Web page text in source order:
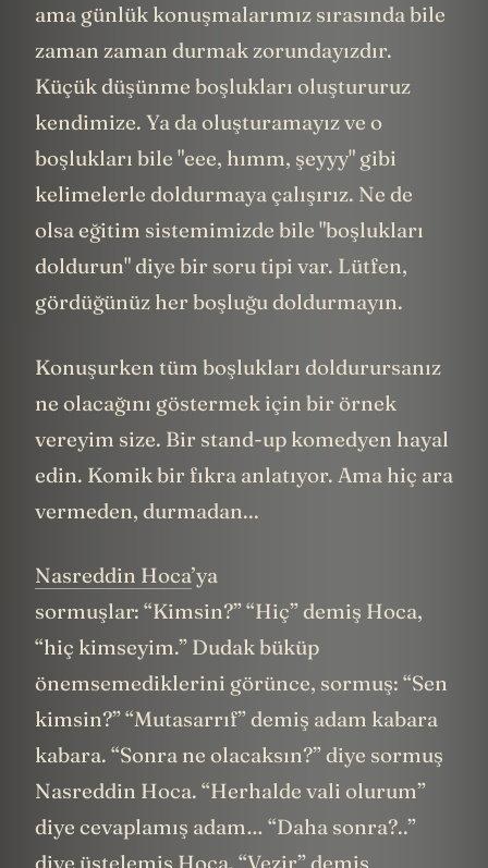
ama günlük konuşmalarımız sırasında bile
zaman zaman durmak zorundayızdır.
Küçük düşünme boşlukları oluştururuz
kendimize. Ya da oluşturamayız ve o
boşlukları bile "eee, hımm, şeyyy" gibi
kelimelerle doldurmaya çalışırız. Ne de
olsa eğitim sistemimizde bile "boşlukları
doldurun" diye bir soru tipi var. Lütfen,
gördüğünüz her boşluğu doldurmayın.
Konuşurken tüm boşlukları doldurursanız
ne olacağını göstermek için bir örnek
vereyim size. Bir stand-up komedyen hayal
edin. Komik bir fıkra anlatıyor. Ama hiç ara
vermeden, durmadan...
Nasreddin Hoca’ya
sormuşlar: “Kimsin?” “Hiç” demiş Hoca,
“hiç kimseyim.” Dudak büküp
önemsemediklerini görünce, sormuş: “Sen
kimsin?” “Mutasarrıf” demiş adam kabara
kabara. “Sonra ne olacaksın?” diye sormuş
Nasreddin Hoca. “Herhalde vali olurum”
diye cevaplamış adam… “Daha sonra?..”